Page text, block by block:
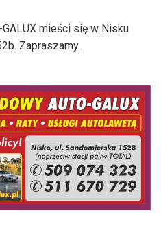
mieści się w Nisku
Zapraszamy.